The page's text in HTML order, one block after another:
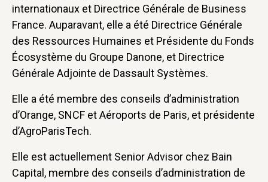
internationaux et Directrice Générale de Business
France. Auparavant, elle a été Directrice Générale
des Ressources Humaines et Présidente du Fonds
Écosystème du Groupe Danone, et Directrice
Générale Adjointe de Dassault Systèmes.
Elle a été membre des conseils d’administration
d’Orange, SNCF et Aéroports de Paris, et présidente
d’AgroParisTech.
Elle est actuellement Senior Advisor chez Bain
Capital, membre des conseils d’administration de